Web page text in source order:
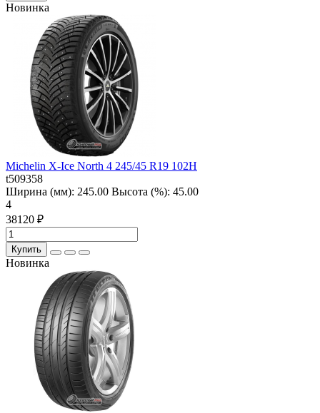
Новинка
Michelin X-Ice North 4 245/45 R19 102H
t509358
Ширина (мм): 245.00 Высота (%): 45.00
4
38120 ₽
Купить
Новинка